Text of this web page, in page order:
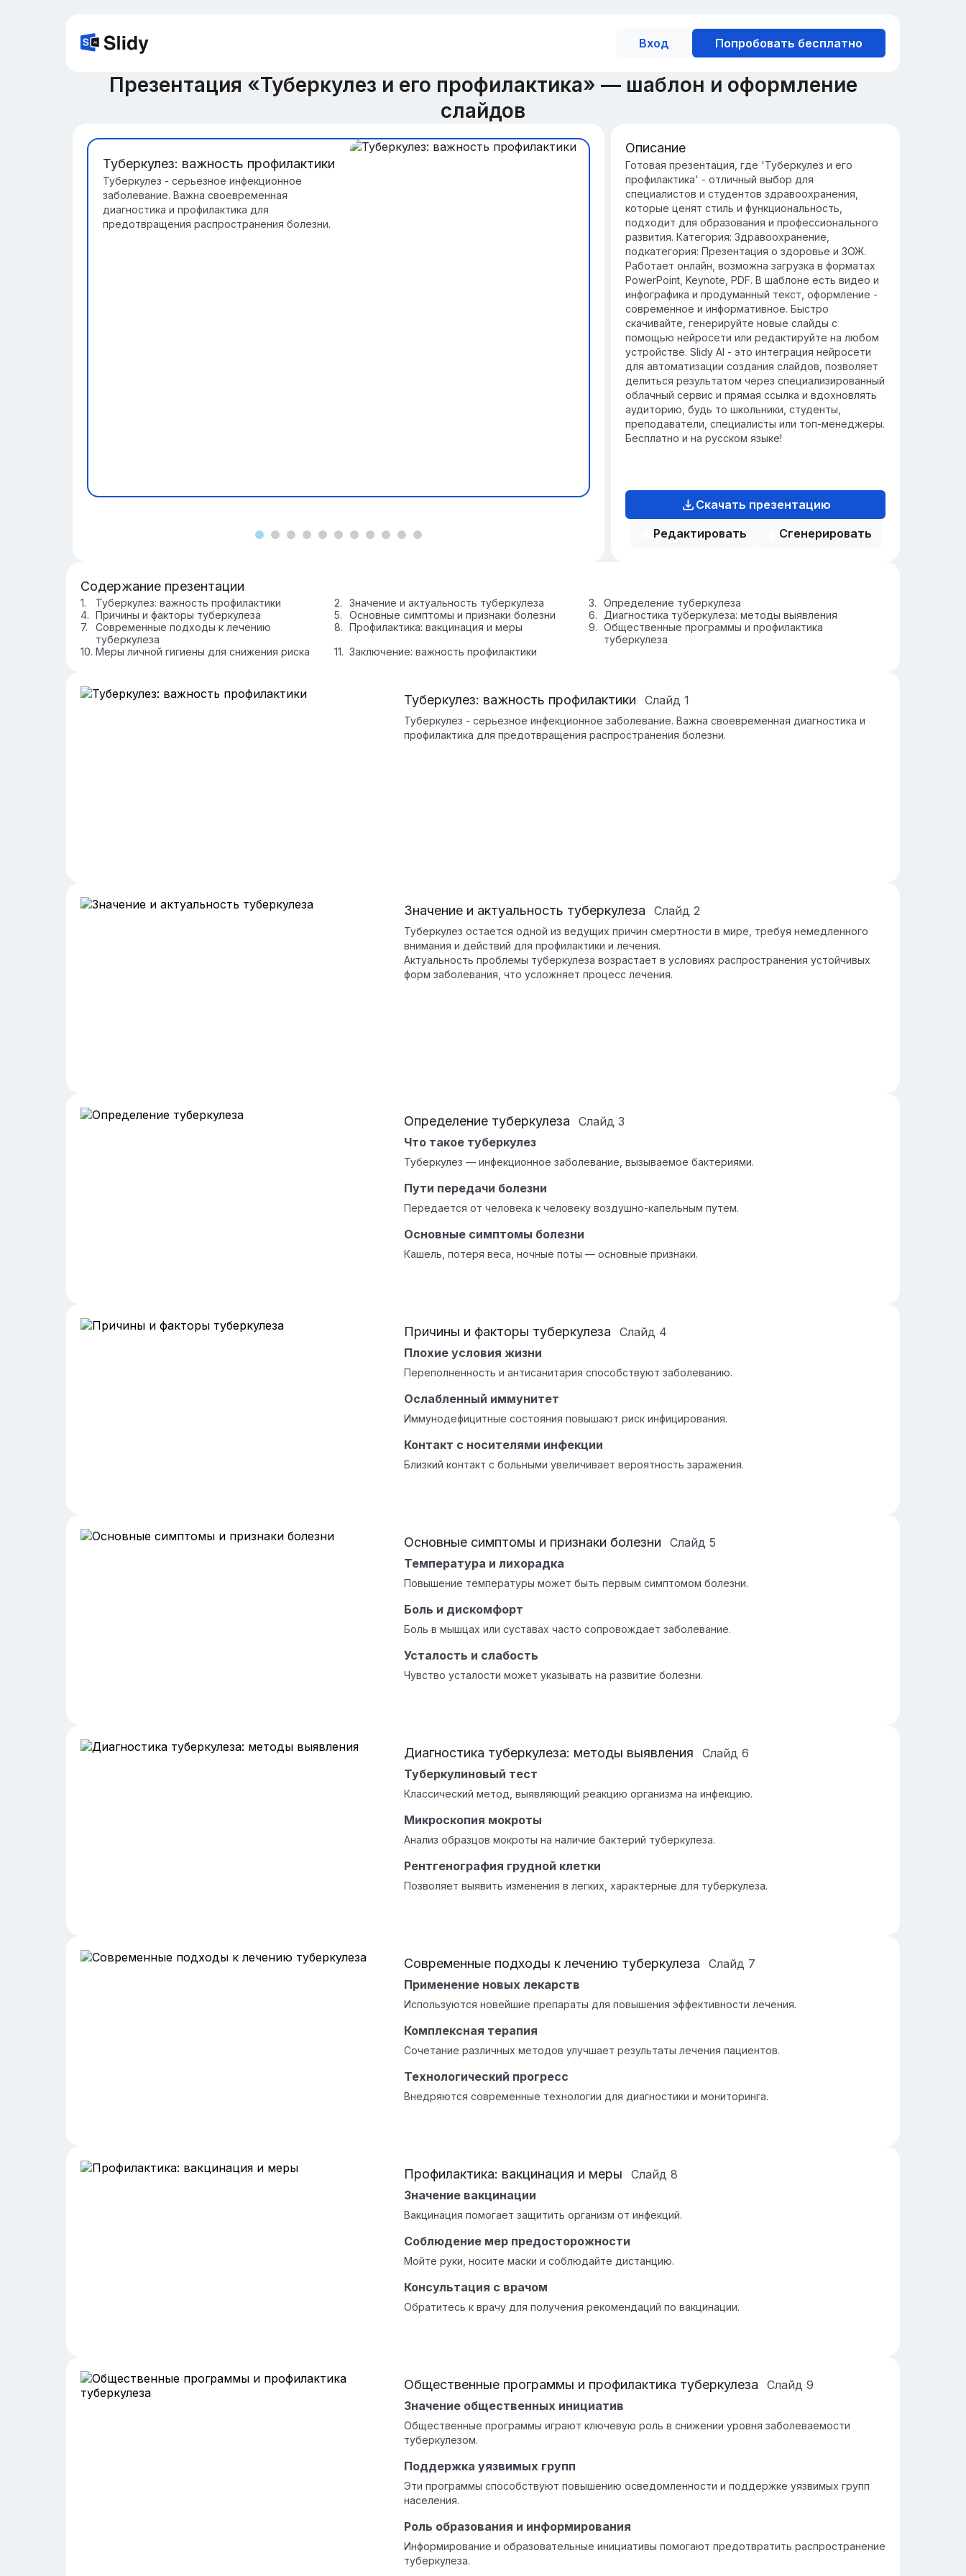
Вход Попробовать бесплатно
Презентация «Туберкулез и его профилактика» — шаблон и оформление
слайдов
Туберкулез: важность профилактики
Туберкулез - серьезное инфекционное
заболевание. Важна своевременная
диагностика и профилактика для
предотвращения распространения болезни.
Значение и актуальность
туберкулеза
Туберкулез остается одной из ведущих
причин смертности в мире, требуя
немедленного внимания и действий для
профилактики и лечения.
Актуальность проблемы туберкулеза
возрастает в условиях распространения
устойчивых форм заболевания, что
усложняет процесс лечения.
Описание
Готовая презентация, где 'Туберкулез и его
профилактика' - отличный выбор для
специалистов и студентов здравоохранения,
которые ценят стиль и функциональность,
подходит для образования и профессионального
развития. Категория: Здравоохранение,
подкатегория: Презентация о здоровье и ЗОЖ.
Работает онлайн, возможна загрузка в форматах
PowerPoint, Keynote, PDF. В шаблоне есть видео и
инфографика и продуманный текст, оформление -
современное и информативное. Быстро
скачивайте, генерируйте новые слайды с
помощью нейросети или редактируйте на любом
устройстве. Slidy AI - это интеграция нейросети
для автоматизации создания слайдов, позволяет
делиться результатом через специализированный
облачный сервис и прямая ссылка и вдохновлять
аудиторию, будь то школьники, студенты,
преподаватели, специалисты или топ-менеджеры.
Бесплатно и на русском языке!
Скачать презентацию
Редактировать
Сгенерировать
Содержание презентации
Туберкулез: важность профилактики Значение и актуальность туберкулеза
Определение туберкулеза
Причины и факторы туберкулеза
Основные симптомы и признаки болезни
Диагностика туберкулеза: методы выявления
Современные подходы к лечению
туберкулеза
Профилактика: вакцинация и меры
Общественные программы и профилактика
туберкулеза
Меры личной гигиены для снижения риска
Заключение: важность профилактики
Туберкулез: важность профилактики Слайд 1
Туберкулез - серьезное инфекционное заболевание. Важна своевременная диагностика и
профилактика для предотвращения распространения болезни.
Значение и актуальность туберкулеза Слайд 2
Туберкулез остается одной из ведущих причин смертности в мире, требуя немедленного
внимания и действий для профилактики и лечения.
Актуальность проблемы туберкулеза возрастает в условиях распространения устойчивых
форм заболевания, что усложняет процесс лечения.
Определение туберкулеза Слайд 3
Что такое туберкулез
Туберкулез — инфекционное заболевание, вызываемое бактериями.
Пути передачи болезни
Передается от человека к человеку воздушно-капельным путем.
Основные симптомы болезни
Кашель, потеря веса, ночные поты — основные признаки.
Причины и факторы туберкулеза Слайд 4
Плохие условия жизни
Переполненность и антисанитария способствуют заболеванию.
Ослабленный иммунитет
Иммунодефицитные состояния повышают риск инфицирования.
Контакт с носителями инфекции
Близкий контакт с больными увеличивает вероятность заражения.
Основные симптомы и признаки болезни Слайд 5
Температура и лихорадка
Повышение температуры может быть первым симптомом болезни.
Боль и дискомфорт
Боль в мышцах или суставах часто сопровождает заболевание.
Усталость и слабость
Чувство усталости может указывать на развитие болезни.
Диагностика туберкулеза: методы выявления Слайд 6
Туберкулиновый тест
Классический метод, выявляющий реакцию организма на инфекцию.
Микроскопия мокроты
Анализ образцов мокроты на наличие бактерий туберкулеза.
Рентгенография грудной клетки
Позволяет выявить изменения в легких, характерные для туберкулеза.
Современные подходы к лечению туберкулеза Слайд 7
Применение новых лекарств
Используются новейшие препараты для повышения эффективности лечения.
Комплексная терапия
Сочетание различных методов улучшает результаты лечения пациентов.
Технологический прогресс
Внедряются современные технологии для диагностики и мониторинга.
Профилактика: вакцинация и меры Слайд 8
Значение вакцинации
Вакцинация помогает защитить организм от инфекций.
Соблюдение мер предосторожности
Мойте руки, носите маски и соблюдайте дистанцию.
Консультация с врачом
Обратитесь к врачу для получения рекомендаций по вакцинации.
Общественные программы и профилактика туберкулеза Слайд 9
Значение общественных инициатив
Общественные программы играют ключевую роль в снижении уровня заболеваемости
туберкулезом.
Поддержка уязвимых групп
Эти программы способствуют повышению осведомленности и поддержке уязвимых групп
населения.
Роль образования и информирования
Информирование и образовательные инициативы помогают предотвратить распространение
туберкулеза.